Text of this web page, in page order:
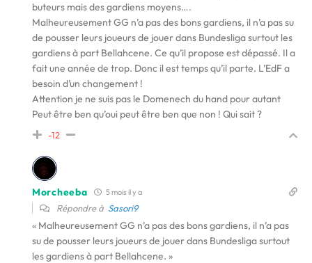
buteurs mais des gardiens moyens….
Malheureusement GG n’a pas des bons gardiens, il n’a pas su
de pousser leurs joueurs de jouer dans Bundesliga surtout les
gardiens à part Bellahcene. Ce qu’il propose est dépassé. Il a
fait une année de trop. Donc il est temps qu’il parte. L’EdF a
besoin d’un changement !
Attention je ne suis pas le Domenech du hand pour autant
Peut être ben qu’oui peut être ben que non ! Qui sait ?
-12
Morcheeba 5 mois il y a
Répondre à Sasori9
« Malheureusement GG n’a pas des bons gardiens, il n’a pas
su de pousser leurs joueurs de jouer dans Bundesliga surtout
les gardiens à part Bellahcene. »